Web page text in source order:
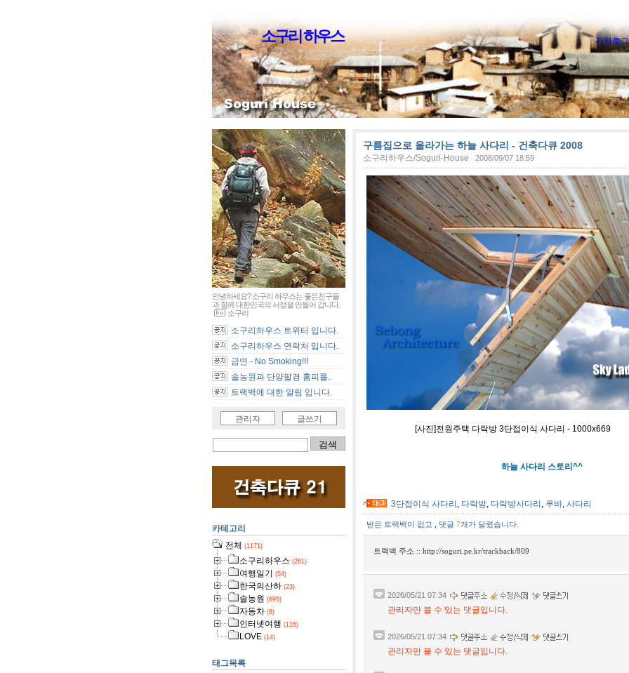
소구리 하우스 지역로그
구름집으로 올라가는 하늘 사다리 - 건축다큐 2008
소구리하우스/Soguri-House 2008/09/07 18:59
[사진]전원주택 다락방 3단접이식 사다리 - 1000x669
하늘 사다리 스토리^^
3단접이식 사다리 , 다락방, 다락방사다리 , 루바, 사다리
받은 트랙백이 없고 댓글 7개가 달렸습니다.
트랙백 주소 :: http://soguri.pe.kr/trackback/809
2026/05/21 07:34
관리자만 볼 수 있는 댓글입니다.
2026/05/21 07:34
관리자만 볼 수 있는 댓글입니다.
안녕하세요? 소구리 하우스는 좋은친구들
과 함께 대한민국의 서정을 만들어 갑니다.
소구리
소구리하우스 트위터 입니다.
소구리하우스 연락처 입니다.
금연 - No Smoking!!!
솔농원과 단양팔경 홈피를..
트랙백에 대한 알림 입니다.
관리자 글쓰기
카테고리
전체 (1171)
소구리하우스 (261)
여행일기 (54)
한국의산하 (23)
솔농원 (695)
자동차 (8)
인터넷여행 (116)
LOVE (14)
태그목록